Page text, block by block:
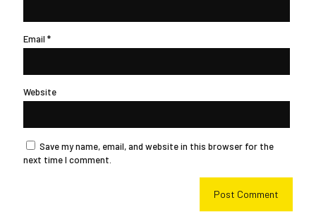
Email *
Website
Save my name, email, and website in this browser for the
next time I comment.